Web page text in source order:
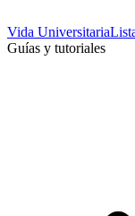
Vida Universitaria
Guías y tutoriales